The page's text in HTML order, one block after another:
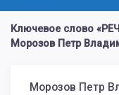
Ключевое слово
Морозов Петр
Морозов Петр